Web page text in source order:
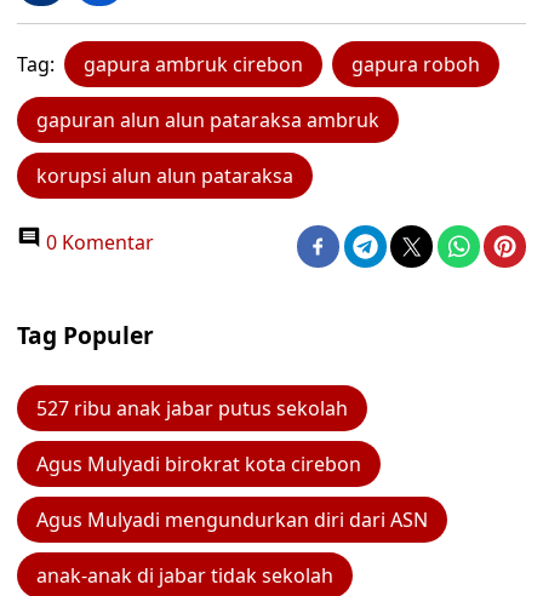
Tag: gapura ambruk cirebon gapura roboh
gapuran alun alun pataraksa ambruk
korupsi alun alun pataraksa
0 Komentar
Tag Populer
527 ribu anak jabar putus sekolah
Agus Mulyadi birokrat kota cirebon
Agus Mulyadi mengundurkan diri dari ASN
anak-anak di jabar tidak sekolah